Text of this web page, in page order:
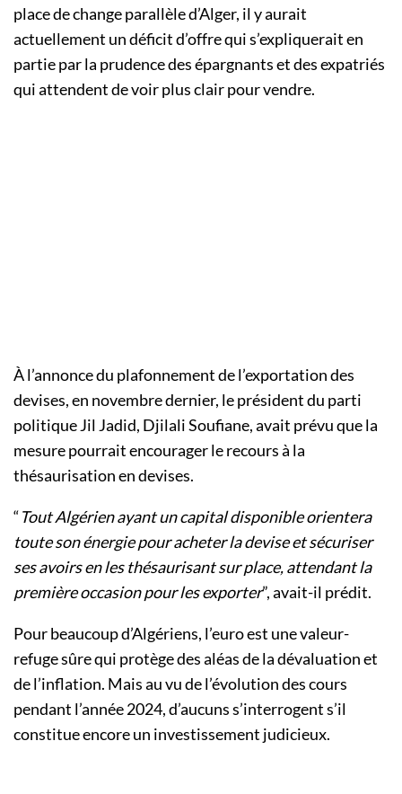
place de change parallèle d’Alger, il y aurait
actuellement un déficit d’offre qui s’expliquerait en
partie par la prudence des épargnants et des expatriés
qui attendent de voir plus clair pour vendre.
À l’annonce du plafonnement de l’exportation des
devises, en novembre dernier, le président du parti
politique Jil Jadid, Djilali Soufiane, avait prévu que la
mesure pourrait encourager le recours à la
thésaurisation en devises.
“Tout Algérien ayant un capital disponible orientera
toute son énergie pour acheter la devise et sécuriser
ses avoirs en les thésaurisant sur place, attendant la
première occasion pour les exporter”, avait-il prédit.
Pour beaucoup d’Algériens, l’euro est une valeur-
refuge sûre qui protège des aléas de la dévaluation et
de l’inflation. Mais au vu de l’évolution des cours
pendant l’année 2024, d’aucuns s’interrogent s’il
constitue encore un investissement judicieux.